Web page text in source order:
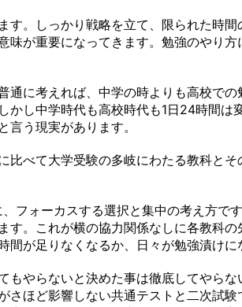
。しっかり戦略を立て、限られた時
が重要になってきます。勉強のやり
に考えれば、中学の時よりも高校で
し中学時代も高校時代も1日24時間
う現実があります。
べて大学受験の多岐にわたる教科と
フォーカスする選択と集中の考え方
。これが横の協力関係なしに各教科
が足りなくなるか、日々が勉強漬け
やらないと決めた事は徹底してやら
ほど影響しない共通テストと二次試